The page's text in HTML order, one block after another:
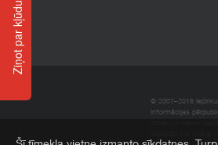
© 2007–2018
Informācijas
Ziņot par kļūdu